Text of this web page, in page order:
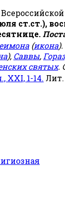
ст.ст.),
(икона
), Саввы,
святых.
XXI, 1-14. Лит.